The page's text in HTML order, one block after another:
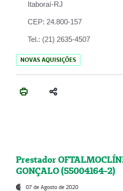
Itaboraí-RJ
CEP: 24.800-157
Tel.: (21) 2635-4507
NOVAS AQUISIÇÕES
Prestador
GONÇALO (55004164-2)
07 de Agosto de 2020